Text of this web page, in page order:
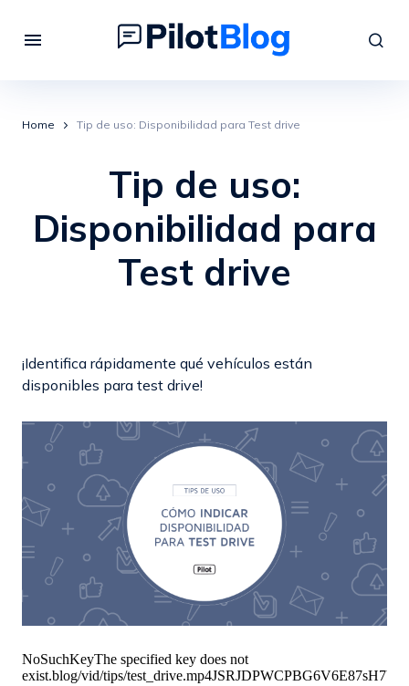
Home Tip de uso: Disponibilidad para Test drive
Tip de uso:
Disponibilidad para
Test drive
¡Identifica rápidamente qué vehículos están
disponibles para test drive!